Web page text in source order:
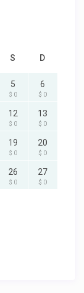
S D
5
$ 0
6
$ 0
12
$ 0
13
$ 0
19
$ 0
20
$ 0
26
$ 0
27
$ 0